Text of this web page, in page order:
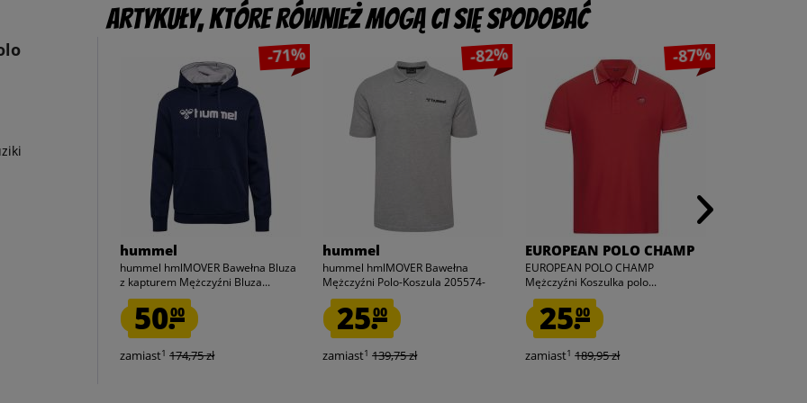
Artykuły, które również mogą Ci się spodobać
-71%
hummel
hummel hmlMOVER Bawełna Bluza
z kapturem Mężczyźni Bluza...
50.00
zamiast1 174,75 zł
-82%
hummel
hummel hmlMOVER Bawełna
Mężczyźni Polo-Koszula 205574-
2006
25.00
zamiast1 139,75 zł
-87%
EUROPEAN POLO CHAMP
EUROPEAN POLO CHAMP
Mężczyźni Koszulka polo...
25.00
zamiast1 189,95 zł